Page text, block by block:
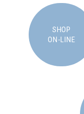
SHOP
ON-LINE